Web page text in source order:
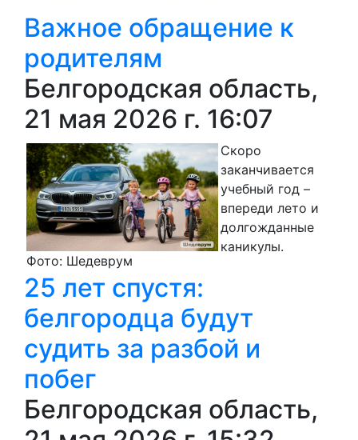
Важное обращение к
родителям
Белгородская область,
21 мая 2026 г. 16:07
Фото: Шедеврум
Скоро
заканчивается
учебный год –
впереди лето и
долгожданные
каникулы.
25 лет спустя:
белгородца будут
судить за разбой и
побег
Белгородская область,